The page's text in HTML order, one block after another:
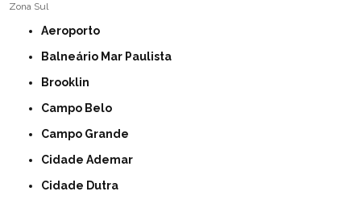
Zona Sul
Aeroporto
Balneário Mar Paulista
Brooklin
Campo Belo
Campo Grande
Cidade Ademar
Cidade Dutra